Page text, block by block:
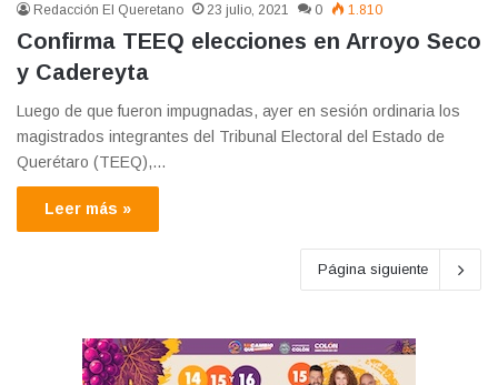
Redacción El Queretano 23 julio, 2021 0 1.810
Confirma TEEQ elecciones en Arroyo Seco
y Cadereyta
Luego de que fueron impugnadas, ayer en sesión ordinaria los
magistrados integrantes del Tribunal Electoral del Estado de
Querétaro (TEEQ),…
Leer más »
Página siguiente